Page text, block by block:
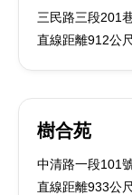
三民路三段201
直線距離912公尺
樹合苑
中清路一段101
直線距離933公尺